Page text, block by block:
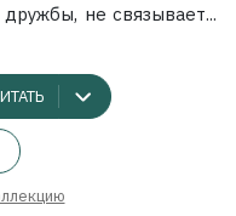
не связывает...